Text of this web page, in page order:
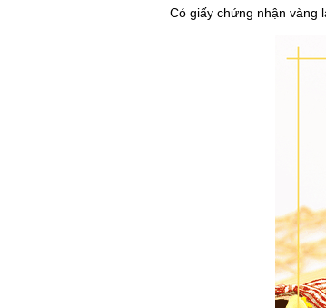
Có giấy chứng nhận vàng